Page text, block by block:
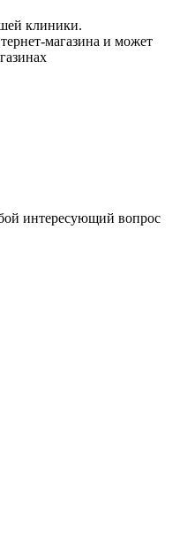
клиники.
магазина и может
интересующий вопрос